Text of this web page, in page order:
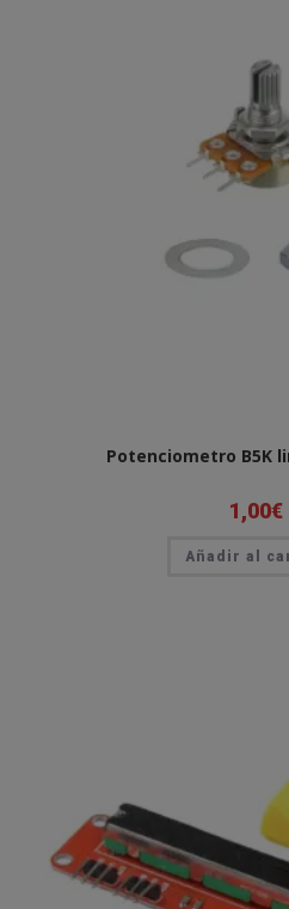
Potenciometro B5K
1,00€
Añadir al